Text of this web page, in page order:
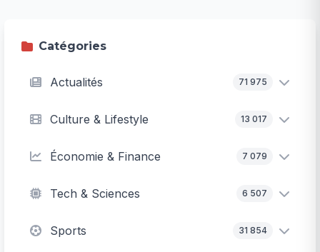
Catégories
Actualités 71 975
Culture & Lifestyle 13 017
Économie & Finance 7 079
Tech & Sciences 6 507
Sports 31 854